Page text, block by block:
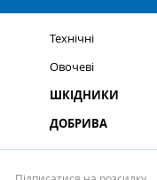
Технічні
Овочеві
ШКІДНИКИ
ДОБРИВА